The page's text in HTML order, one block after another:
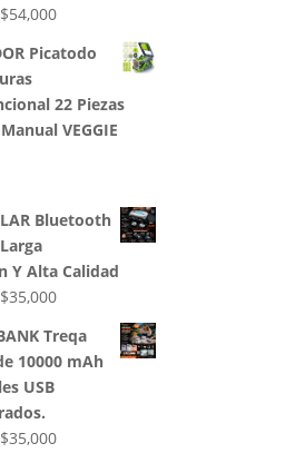
El
original
era:
$85,000.
$54,000El
actual
$54,000.
Picatodo
22 Piezas
VEGGIE
Bluetooth
Y Alta Calidad
El
original
era:
$50,000.
$35,000El
actual
es:
Treqa
10000 mAh
USB
El
$35,000El